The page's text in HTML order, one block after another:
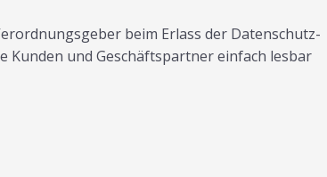
beim Erlass der Datenschutz-
Kunden und Geschäftspartner einfach lesbar